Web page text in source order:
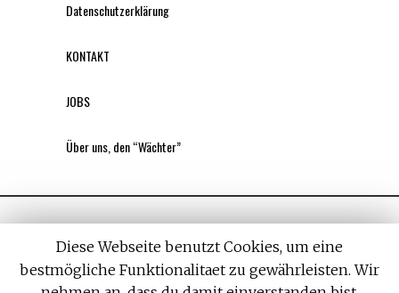
Datenschutzerklärung
KONTAKT
JOBS
Über uns, den “Wächter”
Diese Webseite benutzt Cookies, um eine
bestmögliche Funktionalitaet zu gewährleisten. Wir